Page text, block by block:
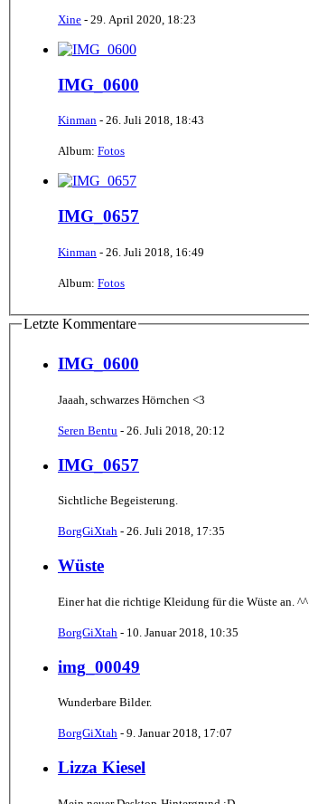
Xine - 29. April 2020, 18:23
IMG_0600
Kinman - 26. Juli 2018, 18:43
Album: Fotos
IMG_0657
Kinman - 26. Juli 2018, 16:49
Album: Fotos
Letzte Kommentare
IMG_0600
Jaaah, schwarzes Hörnchen <3
Seren Bentu - 26. Juli 2018, 20:12
IMG_0657
Sichtliche Begeisterung.
BorgGiXtah - 26. Juli 2018, 17:35
Wüste
Einer hat die richtige Kleidung für die Wüste an. ^^
BorgGiXtah - 10. Januar 2018, 10:35
img_00049
Wunderbare Bilder.
BorgGiXtah - 9. Januar 2018, 17:07
Lizza Kiesel